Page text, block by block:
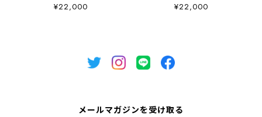
¥22,000 ¥22,000
メールマガジンを受け取る